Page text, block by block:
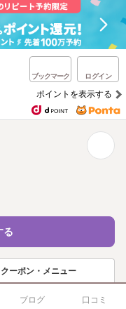
ブックマーク ログイン
ポイントを表示する
る
クーポン・メニュー
ブログ 口コミ